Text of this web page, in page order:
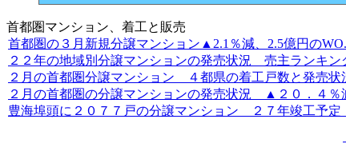
首都圏マンション、着工と販売
首都圏の３月新規分譲マンション▲2.1％減、2.5億円の
２２年の地域別分譲マンションの発売状況 売主ランキン
２月の首都圏分譲マンション ４都県の着工戸数と発売状
２月の首都圏の分譲マンションの発売状況 ▲２０．４
豊海埠頭に２０７７戸の分譲マンション ２７年竣工予